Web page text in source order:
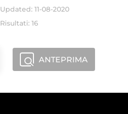
Updated: 11-08-2020
Risultati: 16
ANTEPRIMA